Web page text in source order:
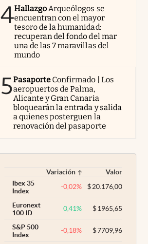
4HallazgoArqueólogos se
encuentran con el mayor
tesoro de la humanidad:
recuperan del fondo del mar
una de las 7 maravillas del
mundo
5Pasaporte Confirmado | Los
aeropuertos de Palma,
Alicante y Gran Canaria
bloquearán la entrada y salida
a quienes posterguen la
renovación del pasaporte
Variación
Valor
Ibex 35
Index
-0,02% $20.176,00
Euronext
100 ID
0,41% $1965,65
S&P 500
Index
-0,18% $7709,96